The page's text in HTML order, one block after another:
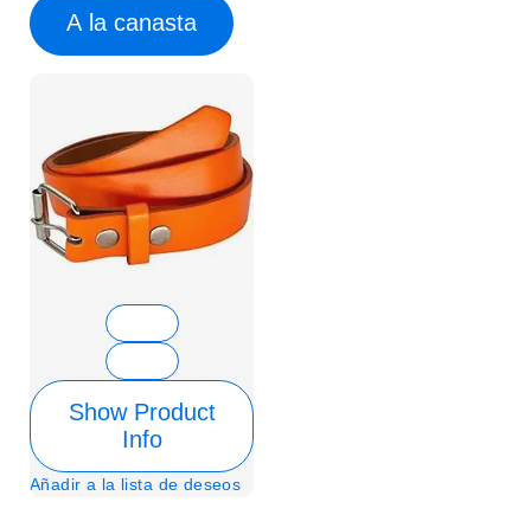
A la canasta
Show Product
Info
Añadir a la lista de deseos